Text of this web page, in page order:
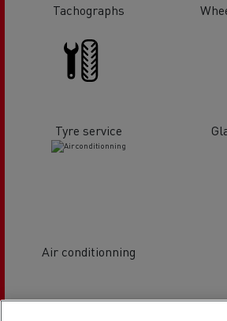
Tachographs
Tyre service
Air conditionning